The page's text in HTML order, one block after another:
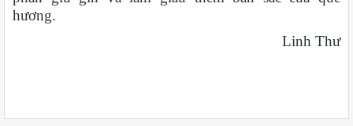
hương.
Linh Thư